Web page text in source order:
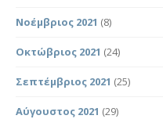
Νοέμβριος 2021 (8)
Οκτώβριος 2021 (24)
Σεπτέμβριος 2021 (25)
Αύγουστος 2021 (29)